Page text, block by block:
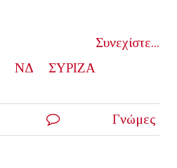
Συνεχίστε...
ΝΔ
ΣΥΡΙΖΑ
Γνώμες